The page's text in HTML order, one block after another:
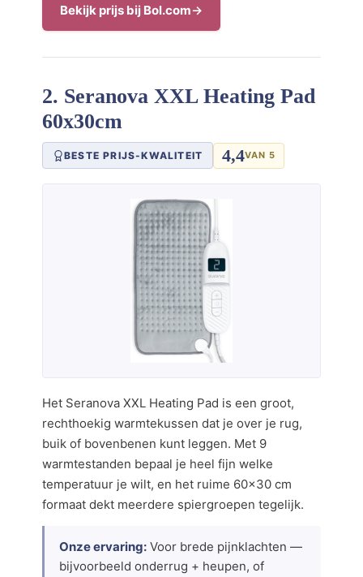
Bekijk prijs bij Bol.com
2. Seranova XXL Heating Pad
60x30cm
BESTE PRIJS-KWALITEIT 4,4VAN 5
Het Seranova XXL Heating Pad is een groot,
rechthoekig warmtekussen dat je over je rug,
buik of bovenbenen kunt leggen. Met 9
warmtestanden bepaal je heel fijn welke
temperatuur je wilt, en het ruime 60×30 cm
formaat dekt meerdere spiergroepen tegelijk.
Onze ervaring: Voor brede pijnklachten —
bijvoorbeeld onderrug + heupen, of